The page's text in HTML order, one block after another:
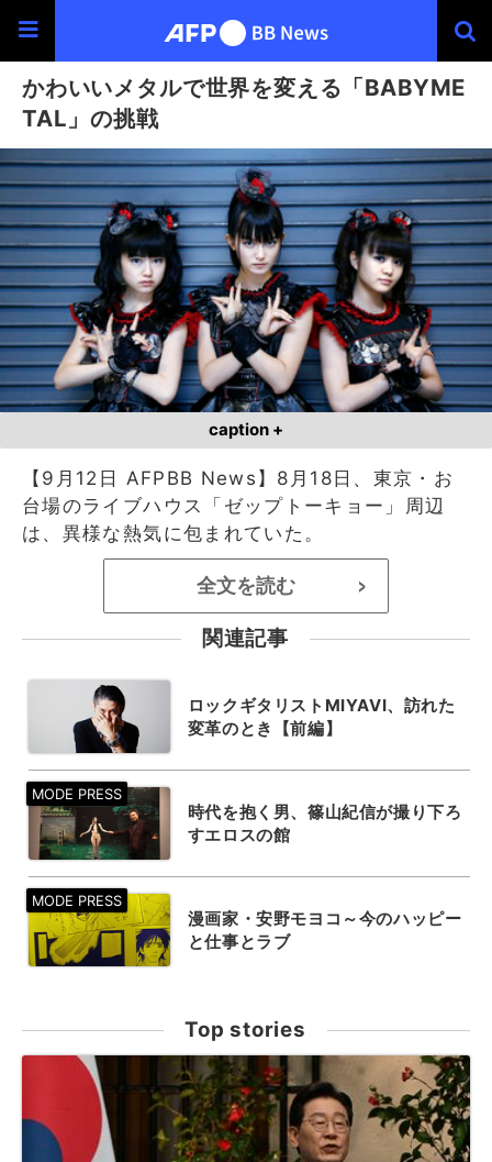
かわいいメタルで世界を変える「BABYME
TAL」の挑戦
caption +
【9月12日 AFPBB News】8月18日、東京・お
台場のライブハウス「ゼップトーキョー」周辺
は、異様な熱気に包まれていた。
全文を読む >
関連記事
ロックギタリストMIYAVI、訪れた
変革のとき【前編】
時代を抱く男、篠山紀信が撮り下ろ
すエロスの館
漫画家・安野モヨコ～今のハッピー
と仕事とラブ
Top stories